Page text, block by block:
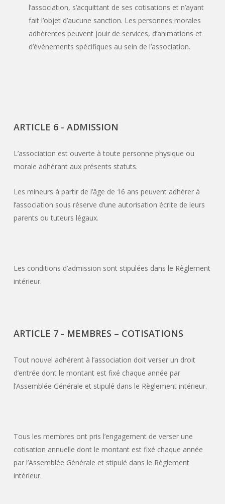
l’association, s’acquittant de ses cotisations et n’ayant
fait l’objet d’aucune sanction. Les personnes morales
adhérentes peuvent jouir de services, d’animations et
d’événements spécifiques au sein de l’association.
ARTICLE 6 - ADMISSION
L’association est ouverte à toute personne physique ou
morale adhérant aux présents statuts.
Les mineurs à partir de l’âge de 16 ans peuvent adhérer à
l’association sous réserve d’une autorisation écrite de leurs
parents ou tuteurs légaux.
Les conditions d’admission sont stipulées dans le Règlement
intérieur.
ARTICLE 7 - MEMBRES – COTISATIONS
Tout nouvel adhérent à l’association doit verser un droit
d’entrée dont le montant est fixé chaque année par
l’Assemblée Générale et stipulé dans le Règlement intérieur.
Tous les membres ont pris l’engagement de verser une
cotisation annuelle dont le montant est fixé chaque année
par l’Assemblée Générale et stipulé dans le Règlement
intérieur.